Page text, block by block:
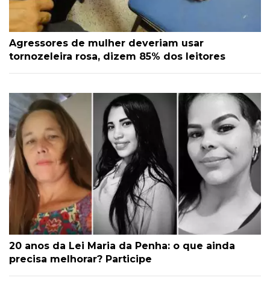
Agressores de mulher deveriam usar
tornozeleira rosa, dizem 85% dos leitores
20 anos da Lei Maria da Penha: o que ainda
precisa melhorar? Participe